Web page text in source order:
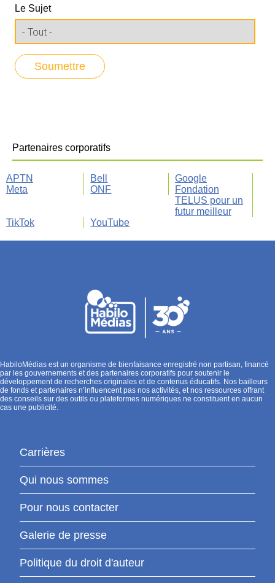
Le Sujet
Partenaires corporatifs
APTN Bell
Google
Meta
ONF
Fondation
TELUS pour un
futur meilleur
TikTok
YouTube
HabiloMédias est un organisme de bienfaisance enregistré non partisan, financé
par les gouvernements et des partenaires corporatifs pour soutenir le
développement de recherches originales et de contenus éducatifs. Nos bailleurs
de fonds et partenaires n’influencent pas nos activités, et nos ressources offrant
des conseils sur des outils ou plateformes numériques ne constituent en aucun
cas une publicité.
Carrières
Qui nous sommes
Pour nous contacter
Galerie de presse
Politique du droit d'auteur